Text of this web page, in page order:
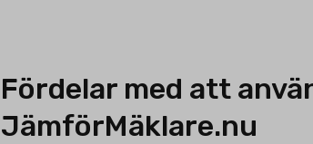
Fördelar med att
JämförMäklare.nu